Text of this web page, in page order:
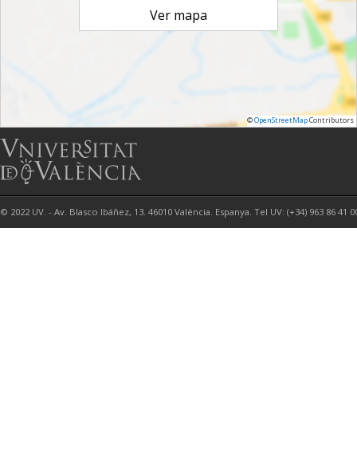
Ver mapa
©OpenStreetMapContributors
© 2022 UV. - Av. Blasco Ibáñez, 13. 46010 València. Espanya. Tel UV: (+34) 963 86 41